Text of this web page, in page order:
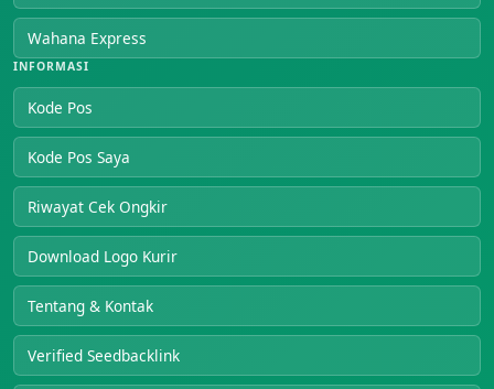
Wahana Express
INFORMASI
Kode Pos
Kode Pos Saya
Riwayat Cek Ongkir
Download Logo Kurir
Tentang & Kontak
Verified Seedbacklink